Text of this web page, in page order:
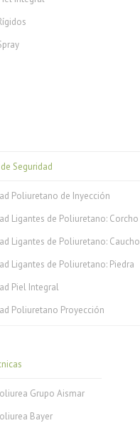
Seguridad
Poliuretano de Inyección
Ligantes de Poliuretano: Corcho
Ligantes de Poliuretano: Caucho
Ligantes de Poliuretano: Piedra
Piel Integral
Poliuretano Proyección
Grupo Aismar
Bayer